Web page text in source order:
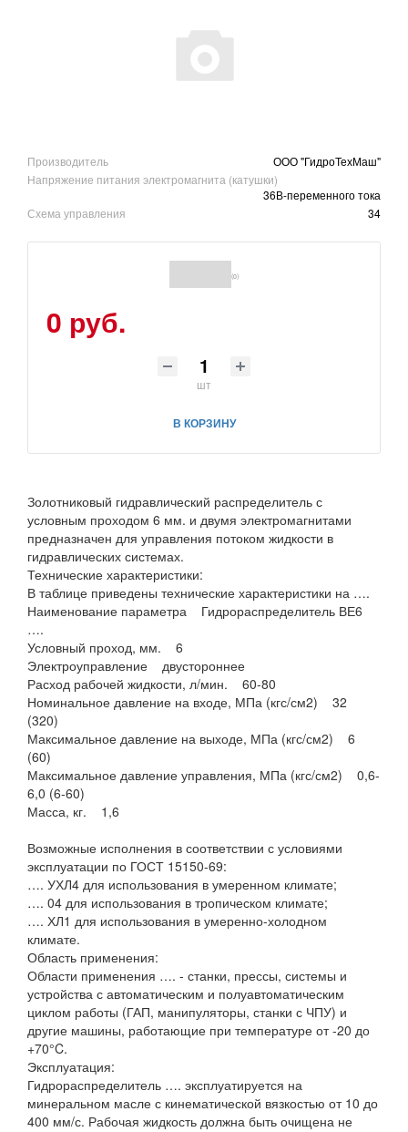
Производитель
ООО "ГидроТехМаш"
Напряжение питания электромагнита (катушки)
36В-переменного тока
Схема управления
34
(0)
0 руб.
шт
В КОРЗИНУ
Золотниковый гидравлический распределитель с
условным проходом 6 мм. и двумя электромагнитами
предназначен для управления потоком жидкости в
гидравлических системах.
Технические характеристики:
В таблице приведены технические характеристики на ….
Наименование параметра Гидрораспределитель ВЕ6
….
Условный проход, мм. 6
Электроуправление двустороннее
Расход рабочей жидкости, л/мин. 60-80
Номинальное давление на входе, МПа (кгс/см2) 32
(320)
Максимальное давление на выходе, МПа (кгс/см2) 6
(60)
Максимальное давление управления, МПа (кгс/см2) 0,6-
6,0 (6-60)
Масса, кг. 1,6
Возможные исполнения в соответствии с условиями
эксплуатации по ГОСТ 15150-69:
…. УХЛ4 для использования в умеренном климате;
…. 04 для использования в тропическом климате;
…. ХЛ1 для использования в умеренно-холодном
климате.
Область применения:
Области применения …. - станки, прессы, системы и
устройства с автоматическим и полуавтоматическим
циклом работы (ГАП, манипуляторы, станки с ЧПУ) и
другие машины, работающие при температуре от -20 до
+70°C.
Эксплуатация:
Гидрораспределитель …. эксплуатируется на
минеральном масле с кинематической вязкостью от 10 до
400 мм/с. Рабочая жидкость должна быть очищена не